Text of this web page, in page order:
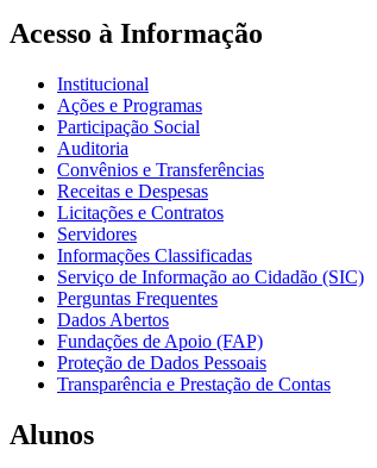
Acesso à Informação
Institucional
Ações e Programas
Participação Social
Auditoria
Convênios e Transferências
Receitas e Despesas
Licitações e Contratos
Servidores
Informações Classificadas
Serviço de Informação ao Cidadão (SIC)
Perguntas Frequentes
Dados Abertos
Fundações de Apoio (FAP)
Proteção de Dados Pessoais
Transparência e Prestação de Contas
Alunos